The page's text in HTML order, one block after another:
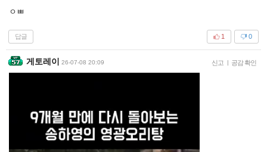
ㅇㅃ
답글 0
1
게토레이 26-07-08 20:09 신고 | 공감 확인